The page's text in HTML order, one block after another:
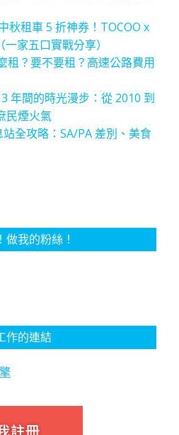
秋租車 5 折神券！TOCOO x
家五口實戰分享）
租？要不要租？高速公路費用
年間的時光漫步：從 2010 到
民煙火氣
全攻略：SA/PA 差別、美食
做我的粉絲！
作的連結